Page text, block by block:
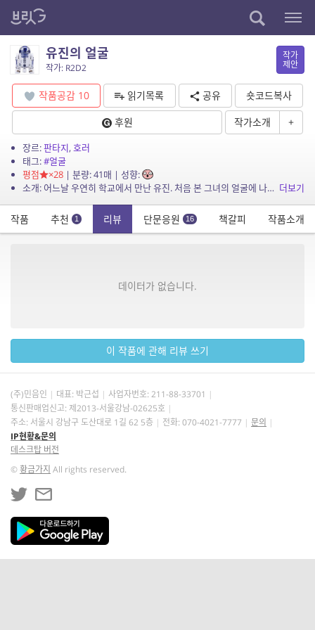
유진의 얼굴
작가: R2D2
작가
제안
작품공감 10 읽기목록 공유
숏코드복사
후원
작가소개 +
장르:판타지,호러
태그:#얼굴
평점
×28| 분량: 41매 | 성향:
소개: 어느날 우연히 학교에서 만난 유진. 처음 본 그녀의 얼굴에 나는 눈을 떼지 못하는데… 과연 유진의 얼굴에 숨겨진 비밀은? 더보기
작품 추천 1 리뷰 단문응원 16 책갈피 작품소개
데이터가 없습니다.
이 작품에 관해 리뷰 쓰기
(주)민음인 대표: 박근섭 사업자번호: 211-88-33701
통신판매업신고: 제2013-서울강남-02625호
주소: 서울시 강남구 도산대로 1길 62 5층
전화: 070-4021-7777
문의
IP현황&문의
데스크탑 버전
©황금가지 All rights reserved.